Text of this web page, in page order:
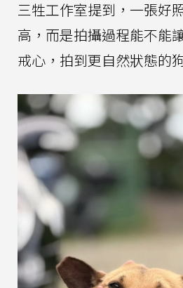
三牲工作室提到，一張好
高，而是拍攝過程能不能
戒心，拍到更自然狀態的